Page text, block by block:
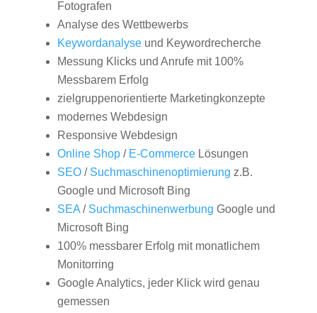
Fotografen
Analyse des Wettbewerbs
Keywordanalyseund Keywordrecherche
Messung Klicks und Anrufe mit 100%
Messbarem Erfolg
zielgruppenorientierte Marketingkonzepte
modernes Webdesign
Responsive Webdesign
Online Shop/ E-CommerceLösungen
SEO/ Suchmaschinenoptimierung z.B.
Google und Microsoft Bing
SEA/ Suchmaschinenwerbung Google und
Microsoft Bing
100% messbarer Erfolg mit monatlichem
Monitorring
Google Analytics, jeder Klick wird genau
gemessen